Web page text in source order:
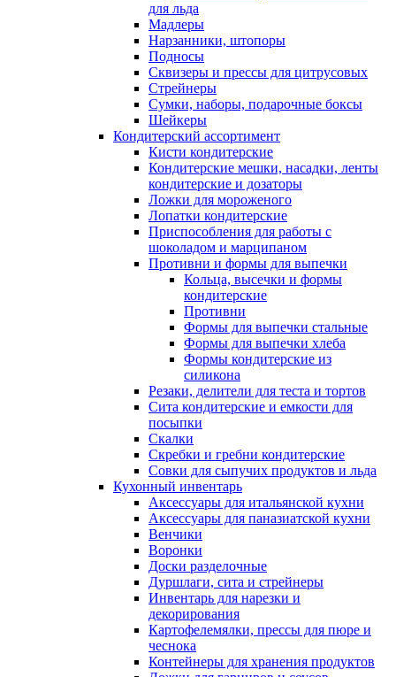
для льда
Мадлеры
Нарзанники, штопоры
Подносы
Сквизеры и прессы для цитрусовых
Стрейнеры
Сумки, наборы, подарочные боксы
Шейкеры
Кондитерский ассортимент
Кисти кондитерские
Кондитерские мешки, насадки, ленты
кондитерские и дозаторы
Ложки для мороженого
Лопатки кондитерские
Приспособления для работы с
шоколадом и марципаном
Противни и формы для выпечки
Кольца, высечки и формы
кондитерские
Противни
Формы для выпечки стальные
Формы для выпечки хлеба
Формы кондитерские из
силикона
Резаки, делители для теста и тортов
Сита кондитерские и емкости для
посыпки
Скалки
Скребки и гребни кондитерские
Совки для сыпучих продуктов и льда
Кухонный инвентарь
Аксессуары для итальянской кухни
Аксессуары для паназиатской кухни
Венчики
Воронки
Доски разделочные
Дуршлаги, сита и стрейнеры
Инвентарь для нарезки и
декорирования
Картофелемялки, прессы для пюре и
чеснока
Контейнеры для хранения продуктов